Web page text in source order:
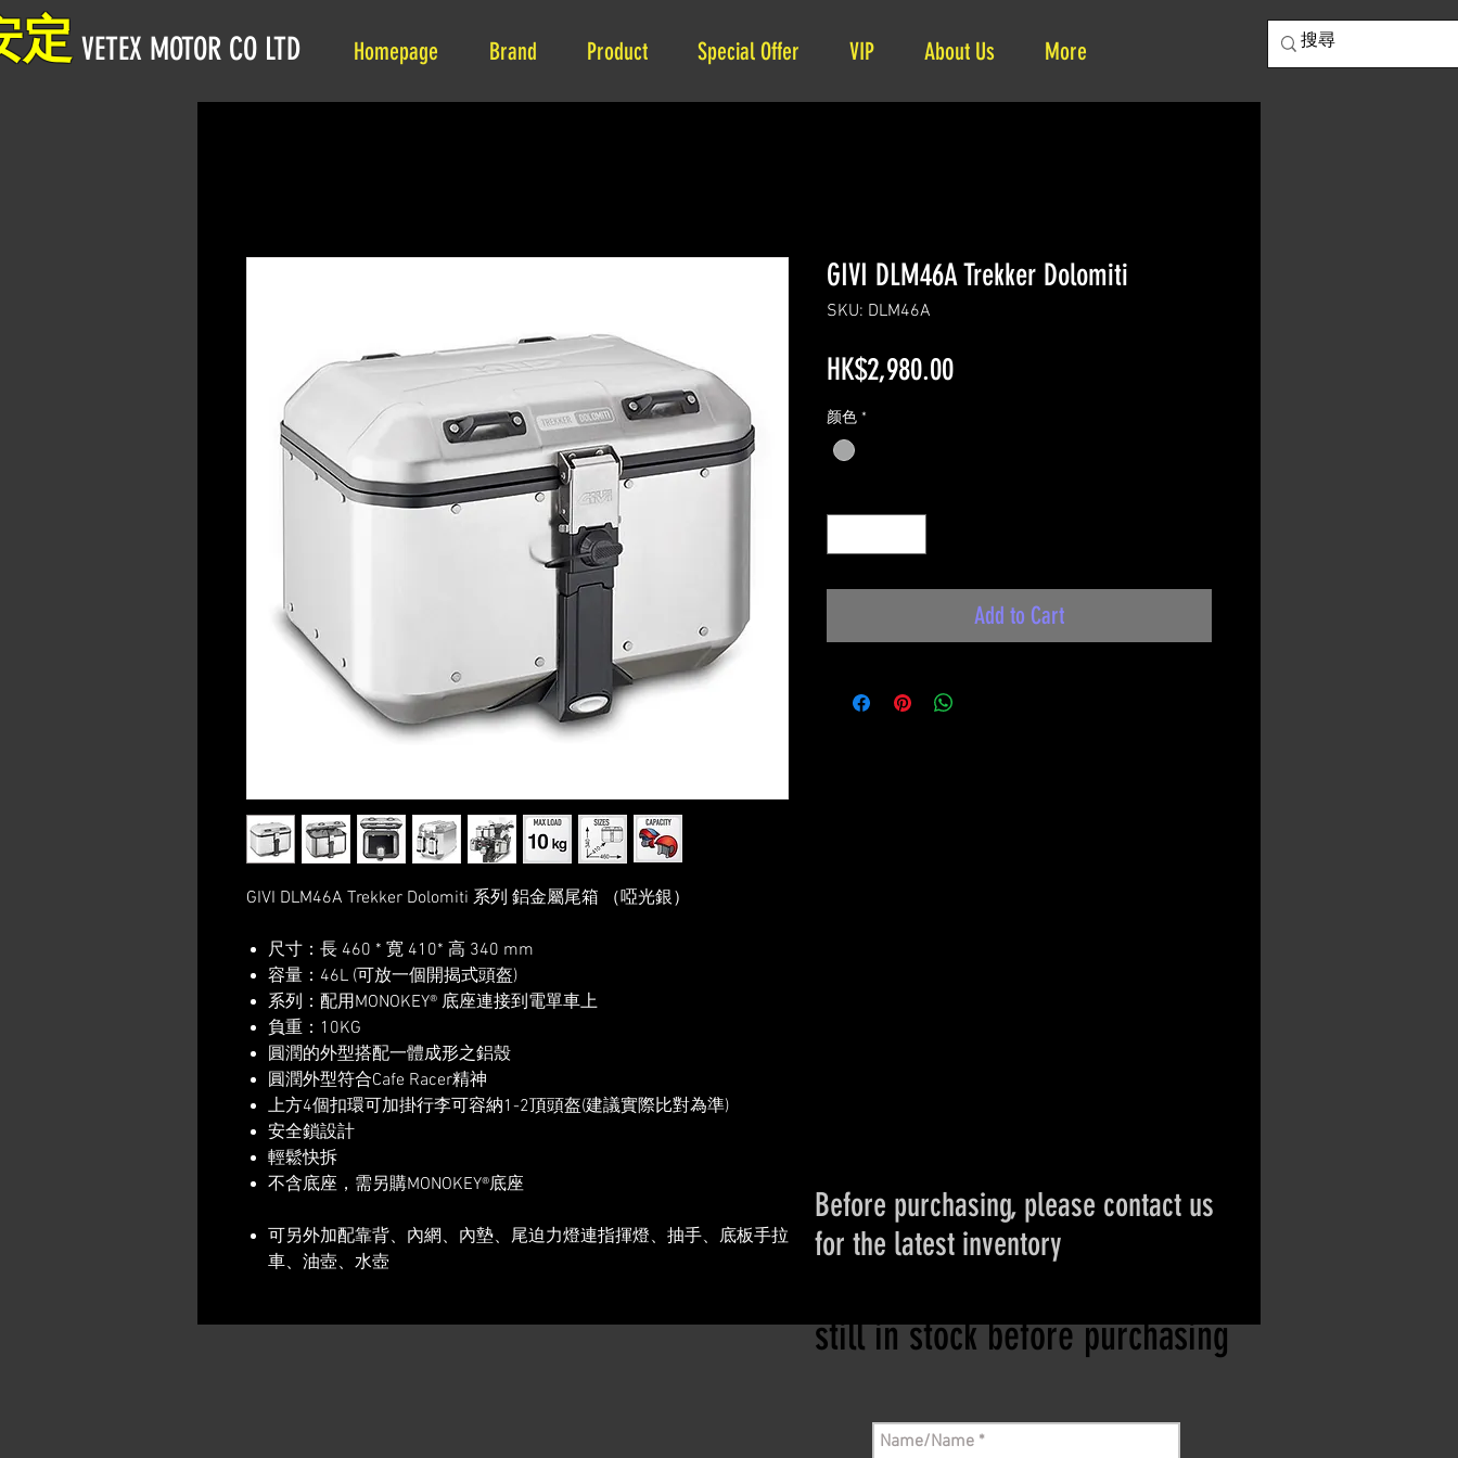
Homepage Brand Product Special Offer VIP About Us More
定 VETEX MOTOR CO LTD
GIVI DLM46A Trekker Dolomiti 系列 鋁金屬尾箱 （啞光銀）
尺寸：長 460 * 寛 410* 高 340 mm
容量：46L (可放一個開揭式頭盔)
系列：配用MONOKEY® 底座連接到電單車上
負重：10KG
​圓潤的外型搭配一體成形之鋁殼
​圓潤外型符合Cafe Racer精神
上方4個扣環可加掛行李可容納1-2頂頭盔(建議實際比對為準)
​安全鎖設計
​輕鬆快拆
​不含底座，需另購MONOKEY®底座
可另外加配靠背、內網、內墊、尾迫力燈連指揮燈、抽手、底板手拉
車、油壺、水壺
GIVI DLM46A Trekker Dolomiti
SKU: DLM46A
HK$2,980.00Price
颜色 *
Add to Cart
Before purchasing, please contact us
for the latest inventory
still in stock before purchasing